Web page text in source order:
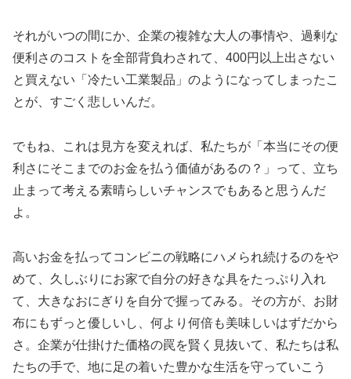
それがいつの間にか、企業の複雑な大人の事情や、過剰な
便利さのコストを全部背負わされて、400円以上出さない
と買えない「冷たい工業製品」のようになってしまったこ
とが、すごく悲しいんだ。
でもね、これは見方を変えれば、私たちが「本当にその便
利さにそこまでのお金を払う価値があるの？」って、立ち
止まって考える素晴らしいチャンスでもあると思うんだ
よ。
高いお金を払ってコンビニの戦略にハメられ続けるのをや
めて、久しぶりにお家で自分の好きな具をたっぷり入れ
て、大きなおにぎりを自分で握ってみる。その方が、お財
布にもずっと優しいし、何より何倍も美味しいはずだから
さ。企業が仕掛けた価格の罠を賢く見抜いて、私たちは私
たちの手で、地に足の着いた豊かな生活を守っていこう